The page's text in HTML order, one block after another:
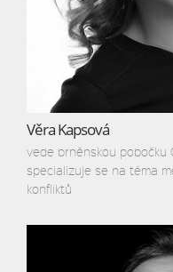
Věra Kapsová
vede brněnskou pobočku
specializuje se na téma
konfliktů